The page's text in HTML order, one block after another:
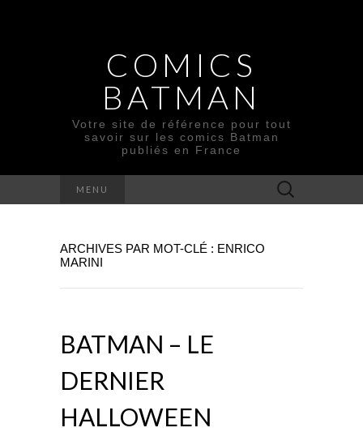
COMICS
BATMAN
Votre site de référence pour tout
savoir sur les comics Batman
publiés en France
MENU Rechercher :
ARCHIVES PAR MOT-CLÉ : ENRICO
MARINI
BATMAN – LE
DERNIER
HALLOWEEN